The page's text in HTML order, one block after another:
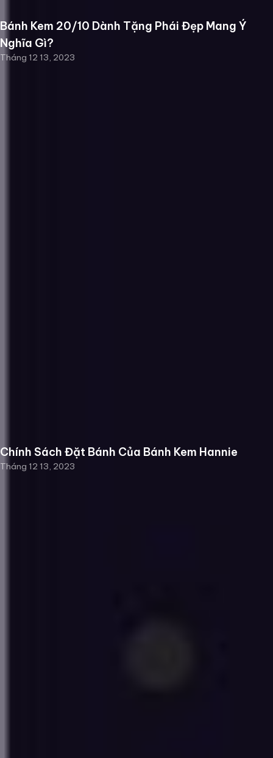
Bánh Kem 20/10 Dành Tặng Phái Đẹp Mang Ý
Nghĩa Gì?
Tháng 12 13, 2023
Chính Sách Đặt Bánh Của Bánh Kem Hannie
Tháng 12 13, 2023